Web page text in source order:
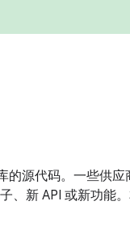
源代码。一些供
、新 API 或新功能